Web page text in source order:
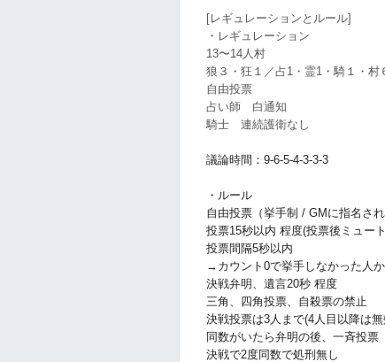
[レギュレーションとルール]
・レギュレーション
13〜14人村
狼３・狂１／占1・霊1・騎１・村
自由投票
占い師 白通知
騎士 連続護衛なし
議論時間：9-6-5-4-3-3-3
・ルール
自由投票（挙手制 / GMに指名され
投票15秒以内 程度(投票後ミュー
投票間隔5秒以内
→カウント0で挙手しなかった人
決戦弁明、遺言20秒 程度
三角、四角投票、自殺票の禁止
決戦投票は3人まで(4人目以降は
同数がいたら弁明の後、一斉投票
決戦で2度同数で処刑無し